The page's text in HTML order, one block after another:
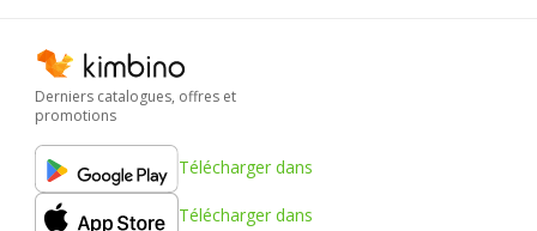
Derniers catalogues, offres et
promotions
Télécharger dans
Télécharger dans